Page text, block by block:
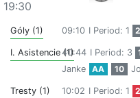
19:30
Góly (1) 09:10 I Period: 1
I. Asistencie (1)40:44 I Period: 3
Janke
AA 10
Tresty (1) 10:02 I Period: 1